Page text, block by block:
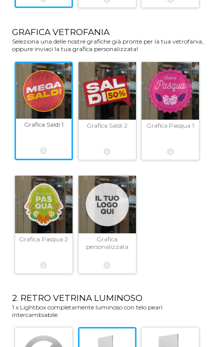
GRAFICA VETROFANIA
Seleziona una delle nostre grafiche già pronte per la tua vetrofania,
oppure inviaci la tua grafica personalizzata!
Grafica Saldi 1 Grafica Saldi 2 Grafica Pasqua 1
Grafica Pasqua 2
Grafica
personalizzata
2. RETRO VETRINA LUMINOSO
1 x Lightbox completamente luminoso con telo pearl
intercambiabile